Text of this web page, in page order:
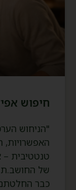
חיפוש
"הניחוש
האפשרויות,
טנטטיבית –
של החושב.ת
כבר החלטתם